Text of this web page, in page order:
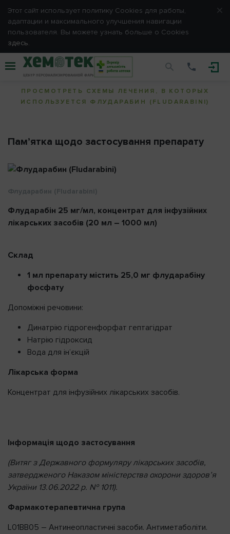
Этот сайт использует политику Сookies для работы,
адаптации и максимального улучшения навигации
пользователя. Вы можете узнать больше о Cookies
здесь.
Флударабин (Fludarabini)
ПРОСМОТРЕТЬ СХЕМЫ ЛЕЧЕНИЯ, В КОТОРЫХ
ИСПОЛЬЗУЕТСЯ ФЛУДАРАБИН (FLUDARABINI)
Пам’ятка щодо застосування препарату
Флударабин (Fludarabini)
Флударабін 25 мг/мл, концентрат для інфузійних
лікарських засобів (20 мл – 1000 мл)
Склад
1 мл препарату містить 25,0 мг флударабіну
фосфату
Допоміжні речовини:
Динатрію гідрогенфорфат гептагідрат
Натрію гідроксид
Вода для ін’єкцій
Лікарська форма
Концентрат для інфузійних лікарських засобів.
Інформація щодо застосування
(Витяг з Державного формуляру лікарських засобів,
затвердженого Наказом міністерства охорони здоров’я
України 13.06.2022 р. № 1011).
Фармакотерапевтична група
L01ВВ05 – Антинеопластичні засоби. Антиметаболіти.
E-mail
Пароль